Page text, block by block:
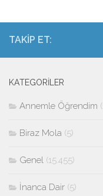
TAKIP ET:
KATEGORILER
Annemle Öğrendim
Biraz Mola (5)
Genel (15.455)
İnanca Dair (5)